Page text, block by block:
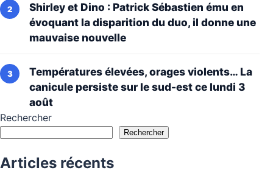
Shirley et Dino : Patrick Sébastien ému en
évoquant la disparition du duo, il donne une
mauvaise nouvelle
Températures élevées, orages violents… La
canicule persiste sur le sud-est ce lundi 3
août
Rechercher
Rechercher
Articles récents